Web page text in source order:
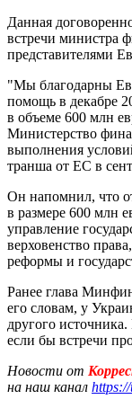
Данная
встречи министра
представителями
"Мы благодарны
помощь в декабре
в объеме 600 млн
Министерство
выполнения
транша от ЕС в
Он напомнил, что
в размере 600 млн
управление
верховенство
реформы и
Ранее глава
его словам, у
другого
если бы встречи
Новости от
на наш канал